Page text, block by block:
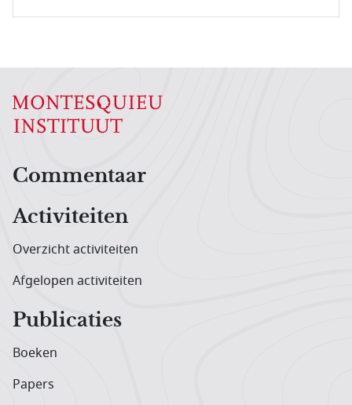
Hoofdnavigatiemenu
Commentaar
Activiteiten
Overzicht activiteiten
Afgelopen activiteiten
Publicaties
Boeken
Papers